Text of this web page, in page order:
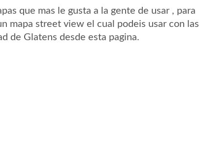
que mas le gusta a la gente de usar , para
mapa street view el cual podeis usar con las
de Glatens desde esta pagina.